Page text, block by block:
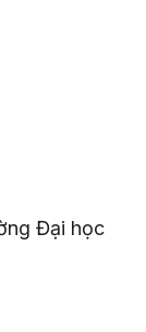
Đại học